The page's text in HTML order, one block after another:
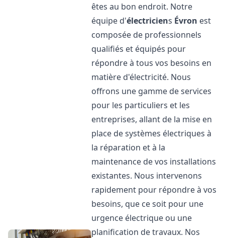
êtes au bon endroit. Notre
équipe d'électriciens Évron est
composée de professionnels
qualifiés et équipés pour
répondre à tous vos besoins en
matière d'électricité. Nous
offrons une gamme de services
pour les particuliers et les
entreprises, allant de la mise en
place de systèmes électriques à
la réparation et à la
maintenance de vos installations
existantes. Nous intervenons
rapidement pour répondre à vos
besoins, que ce soit pour une
urgence électrique ou une
planification de travaux. Nos